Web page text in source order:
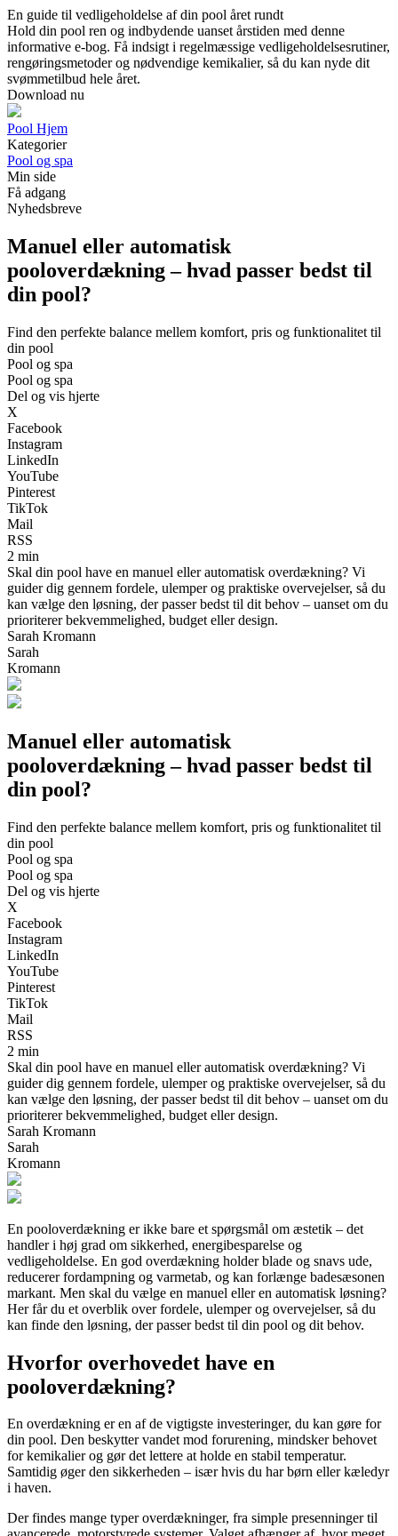
En guide til vedligeholdelse af din pool året rundt
Hold din pool ren og indbydende uanset årstiden med denne
informative e-bog. Få indsigt i regelmæssige vedligeholdelsesrutiner,
rengøringsmetoder og nødvendige kemikalier, så du kan nyde dit
svømmetilbud hele året.
Download nu
Pool Hjem
Kategorier
Pool og spa
Min side
Få adgang
Nyhedsbreve
Manuel eller automatisk
pooloverdækning – hvad passer bedst til
din pool?
Find den perfekte balance mellem komfort, pris og funktionalitet til
din pool
Pool og spa
Pool og spa
Del og vis hjerte
X
Facebook
Instagram
LinkedIn
YouTube
Pinterest
TikTok
Mail
RSS
2 min
Skal din pool have en manuel eller automatisk overdækning? Vi
guider dig gennem fordele, ulemper og praktiske overvejelser, så du
kan vælge den løsning, der passer bedst til dit behov – uanset om du
prioriterer bekvemmelighed, budget eller design.
Sarah Kromann
Sarah
Kromann
Manuel eller automatisk
pooloverdækning – hvad passer bedst til
din pool?
Find den perfekte balance mellem komfort, pris og funktionalitet til
din pool
Pool og spa
Pool og spa
Del og vis hjerte
X
Facebook
Instagram
LinkedIn
YouTube
Pinterest
TikTok
Mail
RSS
2 min
Skal din pool have en manuel eller automatisk overdækning? Vi
guider dig gennem fordele, ulemper og praktiske overvejelser, så du
kan vælge den løsning, der passer bedst til dit behov – uanset om du
prioriterer bekvemmelighed, budget eller design.
Sarah Kromann
Sarah
Kromann
En pooloverdækning er ikke bare et spørgsmål om æstetik – det
handler i høj grad om sikkerhed, energibesparelse og
vedligeholdelse. En god overdækning holder blade og snavs ude,
reducerer fordampning og varmetab, og kan forlænge badesæsonen
markant. Men skal du vælge en manuel eller en automatisk løsning?
Her får du et overblik over fordele, ulemper og overvejelser, så du
kan finde den løsning, der passer bedst til din pool og dit behov.
Hvorfor overhovedet have en
pooloverdækning?
En overdækning er en af de vigtigste investeringer, du kan gøre for
din pool. Den beskytter vandet mod forurening, mindsker behovet
for kemikalier og gør det lettere at holde en stabil temperatur.
Samtidig øger den sikkerheden – især hvis du har børn eller kæledyr
i haven.
Der findes mange typer overdækninger, fra simple presenninger til